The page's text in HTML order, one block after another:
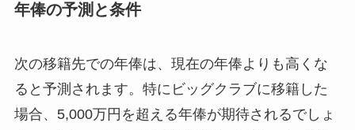
年俸の予測と条件
次の移籍先での年俸は、現在の年俸よりも高くな
ると予測されます。特にビッグクラブに移籍した
場合、5,000万円を超える年俸が期待されるでしょ